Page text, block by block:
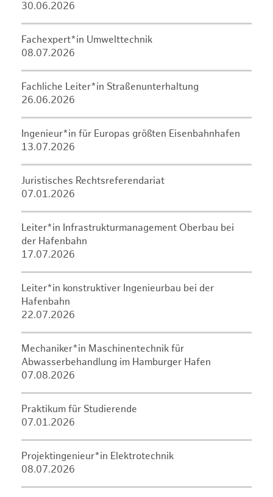
30.06.2026
Fachexpert*in Umwelttechnik
08.07.2026
Fachliche Leiter*in Straßenunterhaltung
26.06.2026
Ingenieur*in für Europas größten Eisenbahnhafen
13.07.2026
Juristisches Rechtsreferendariat
07.01.2026
Leiter*in Infrastrukturmanagement Oberbau bei
der Hafenbahn
17.07.2026
Leiter*in konstruktiver Ingenieurbau bei der
Hafenbahn
22.07.2026
Mechaniker*in Maschinentechnik für
Abwasserbehandlung im Hamburger Hafen
07.08.2026
Praktikum für Studierende
07.01.2026
Projektingenieur*in Elektrotechnik
08.07.2026